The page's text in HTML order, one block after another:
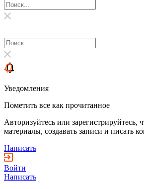
Уведомления
Пометить все как прочитанное
Авторизуйтесь или зарегистрируйтесь,
материалы, создавать записи и писать
Написать
Войти
Написать